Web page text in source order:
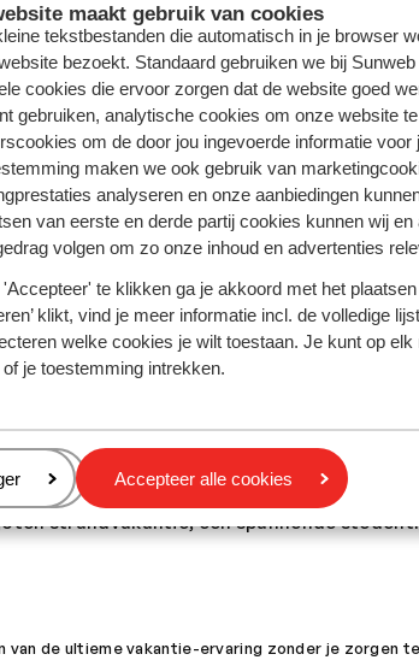
maakt gebruik van cookies
tekstbestanden die automatisch in je browser
bezoekt. Standaard gebruiken we bij
cookies die ervoor zorgen dat de website goed
gebruiken, analytische cookies om onze website
om de door jou ingevoerde informatie voor
maken we ook gebruik van
analyseren en onze aanbiedingen
van eerste en derde partij cookies kunnen wij en
volgen om zo onze inhoud en advertenties
'Accepteer' te klikken ga je akkoord met het
klikt, vind je meer informatie incl. de volledige
welke cookies je wilt toestaan. Je kunt op
je toestemming intrekken.
Accepteer alle cookies
handbereik is met onze geweldige last
vakantieaanbiedingen voor een
strandvakantie, een spannende
de ultieme vakantie-ervaring zonder je zorgen